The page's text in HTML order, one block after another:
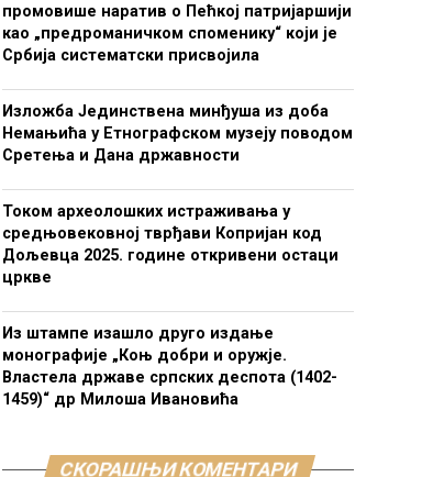
промовише наратив о Пећкој патријаршији
као „предроманичком споменику“ који је
Србија систематски присвојила
Изложба Јединствена минђуша из доба
Немањића у Етнографском музеју поводом
Сретења и Дана државности
Током археолошких истраживања у
средњовековној тврђави Копријан код
Дољевца 2025. године откривени остаци
цркве
Из штампе изашло друго издање
монографије „Коњ добри и оружје.
Властела државе српских деспота (1402-
1459)“ др Милоша Ивановића
СКОРАШЊИ КОМЕНТАРИ